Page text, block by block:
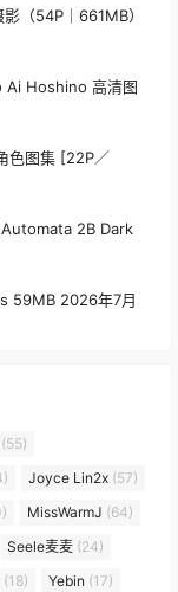
（54P｜661MB）
Ai Hoshino 高清图
色图集 [22P／
2B Dark
59MB 2026年7月
(55)
Joyce Lin2x (57)
MissWarmJ (64)
Seele麦麦 (24)
(18) Yebin (17)